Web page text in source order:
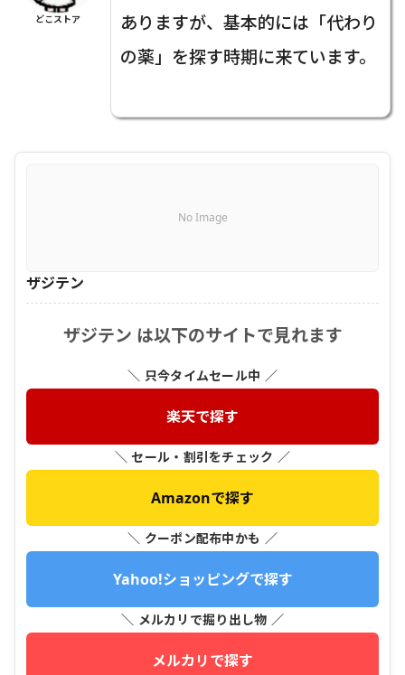
どこストア
ありますが、基本的には「代わり
の薬」を探す時期に来ています。
No Image
ザジテン
ザジテン は以下のサイトで見れます
＼ 只今タイムセール中 ／
楽天で探す
＼ セール・割引をチェック ／
Amazonで探す
＼ クーポン配布中かも ／
Yahoo!ショッピングで探す
＼ メルカリで掘り出し物 ／
メルカリで探す